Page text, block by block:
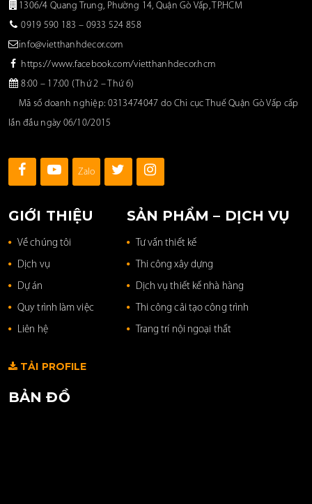
1306/4 Quang Trung, Phường 14, Quận Gò Vấp, TP.HCM
0919 590 183 – 0933 524 858
info@vietthanhdecor.com
https://www.facebook.com/vietthanhdecor.hcm
8:00 – 17:00 (Thứ 2 – Thứ 6)
Mã số doanh nghiệp: 0313474047 do Chi cục Thuế Quận Gò Vấp cấp
lần đầu ngày 06/10/2015
Zalo
GIỚI THIỆU
Về chúng tôi
Dịch vụ
Dự án
Quy trình làm việc
Liên hệ
TẢI PROFILE
SẢN PHẨM – DỊCH VỤ
Tư vấn thiết kế
Thi công xây dựng
Dịch vụ thiết kế nhà hàng
Thi công cải tạo công trình
Trang trí nội ngoại thất
BẢN ĐỒ